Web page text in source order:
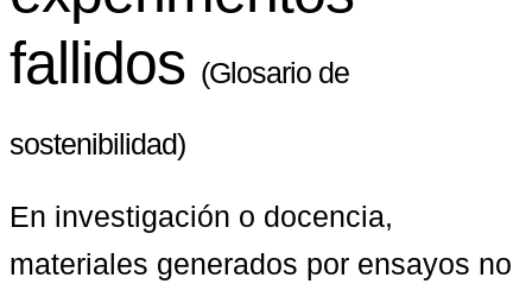
fallidos (Glosario de
sostenibilidad)
En investigación o docencia,
materiales generados por ensayos no